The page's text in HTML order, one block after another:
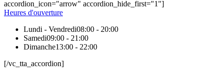
accordion_icon="arrow" accordion_hide_first="1"]
Heures d'ouverture
Lundi - Vendredi08:00 - 20:00
Samedi09:00 - 21:00
Dimanche13:00 - 22:00
[/vc_tta_accordion]